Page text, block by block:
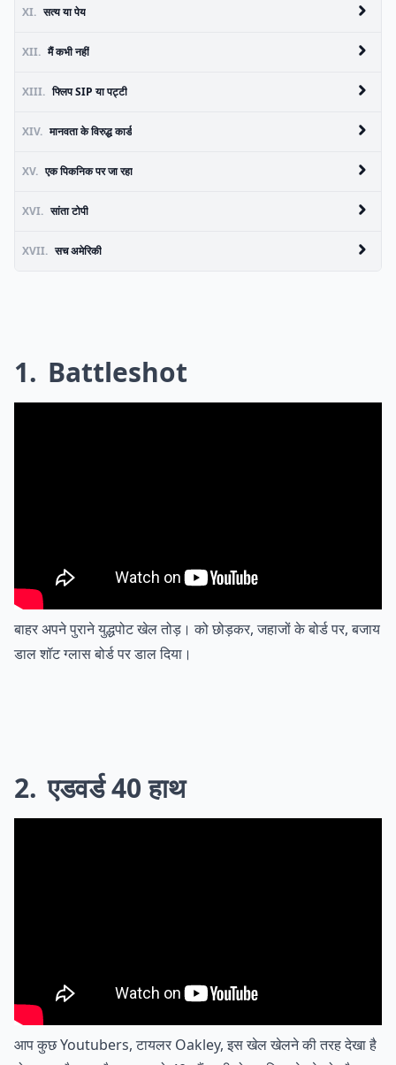
XI. सत्य या पेय
XII. मैं कभी नहीं
XIII. फ्लिप SIP या पट्टी
XIV. मानवता के विरुद्ध कार्ड
XV. एक पिकनिक पर जा रहा
XVI. सांता टोपी
XVII. सच अमेरिकी
1 Battleshot
बाहर अपने पुराने युद्धपोट खेल तोड़। को छोड़कर, जहाजों के बोर्ड पर, बजाय
डाल शॉट ग्लास बोर्ड पर डाल दिया।
2 एडवर्ड 40 हाथ
आप कुछ Youtubers, टायलर Oakley, इस खेल खेलने की तरह देखा है